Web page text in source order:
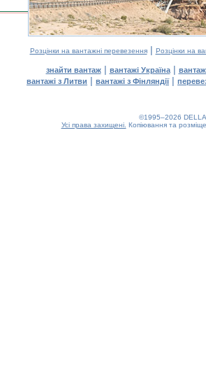
Розцінки на вантажні перевезення| Розцінки на
знайти вантаж| вантажі Україна|
вантажі з Литви | вантажі з Фінляндії|
©1995–2026
Усі права захищені. Копіювання та